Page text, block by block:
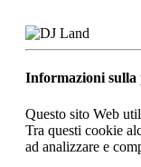
Informazioni sulla
Questo sito Web
Tra questi cookie
ad analizzare e